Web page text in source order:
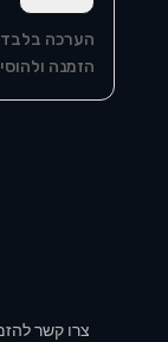
הערכה
הזמנה
צרו קשר